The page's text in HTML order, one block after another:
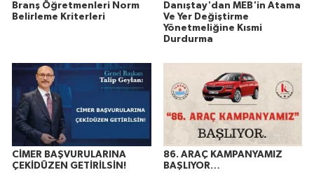
Branş Öğretmenleri Norm
Belirleme Kriterleri
Danıştay'dan MEB'in Atama
Ve Yer Değiştirme
Yönetmeliğine Kısmi
Durdurma
CİMER BAŞVURULARINA
ÇEKİDÜZEN GETİRİLSİN!
86. ARAÇ KAMPANYAMIZ
BAŞLIYOR…